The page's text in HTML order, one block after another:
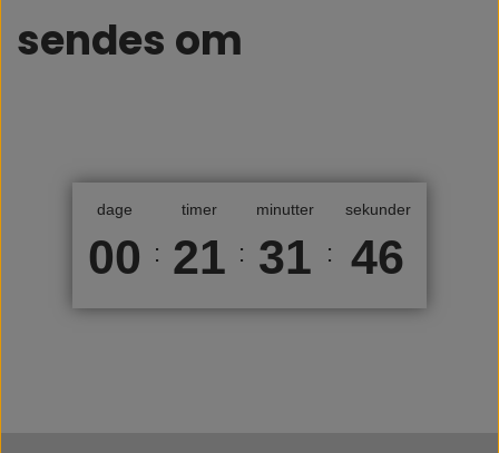
sendes om
dage
00 :
timer
21 :
minutter
31 :
sekunder
46